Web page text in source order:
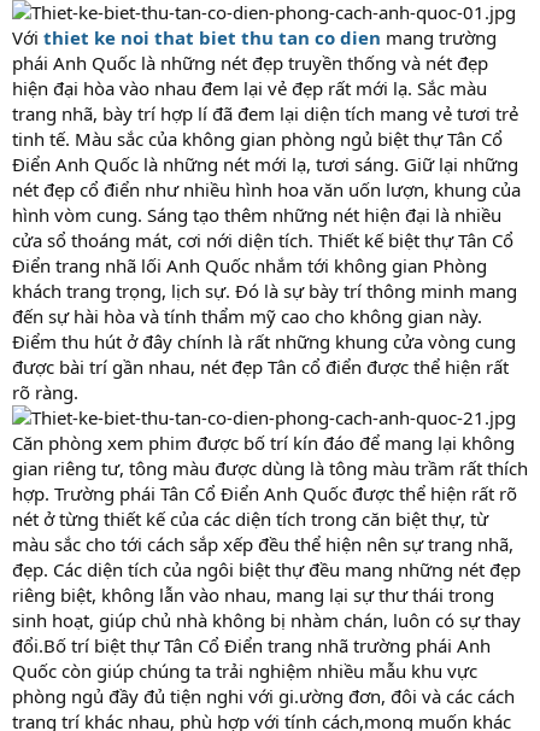
Với thiet ke noi that biet thu tan co dien mang trường
phái Anh Quốc là những nét đẹp truyền thống và nét đẹp
hiện đại hòa vào nhau đem lại vẻ đẹp rất mới lạ. Sắc màu
trang nhã, bày trí hợp lí đã đem lại diện tích mang vẻ tươi trẻ
tinh tế. Màu sắc của không gian phòng ngủ biệt thự Tân Cổ
Điển Anh Quốc là những nét mới lạ, tươi sáng. Giữ lại những
nét đẹp cổ điển như nhiều hình hoa văn uốn lượn, khung của
hình vòm cung. Sáng tạo thêm những nét hiện đại là nhiều
cửa sổ thoáng mát, cơi nới diện tích. Thiết kế biệt thự Tân Cổ
Điển trang nhã lối Anh Quốc nhắm tới không gian Phòng
khách trang trọng, lịch sự. Đó là sự bày trí thông minh mang
đến sự hài hòa và tính thẩm mỹ cao cho không gian này.
Điểm thu hút ở đây chính là rất những khung cửa vòng cung
được bài trí gần nhau, nét đẹp Tân cổ điển được thể hiện rất
rõ ràng.
Căn phòng xem phim được bố trí kín đáo để mang lại không
gian riêng tư, tông màu được dùng là tông màu trầm rất thích
hợp. Trường phái Tân Cổ Điển Anh Quốc được thể hiện rất rõ
nét ở từng thiết kế của các diện tích trong căn biệt thự, từ
màu sắc cho tới cách sắp xếp đều thể hiện nên sự trang nhã,
đẹp. Các diện tích của ngôi biệt thự đều mang những nét đẹp
riêng biệt, không lẫn vào nhau, mang lại sự thư thái trong
sinh hoạt, giúp chủ nhà không bị nhàm chán, luôn có sự thay
đổi.Bố trí biệt thự Tân Cổ Điển trang nhã trường phái Anh
Quốc còn giúp chúng ta trải nghiệm nhiều mẫu khu vực
phòng ngủ đầy đủ tiện nghi với gi.ường đơn, đôi và các cách
trang trí khác nhau, phù hợp với tính cách,mong muốn khác